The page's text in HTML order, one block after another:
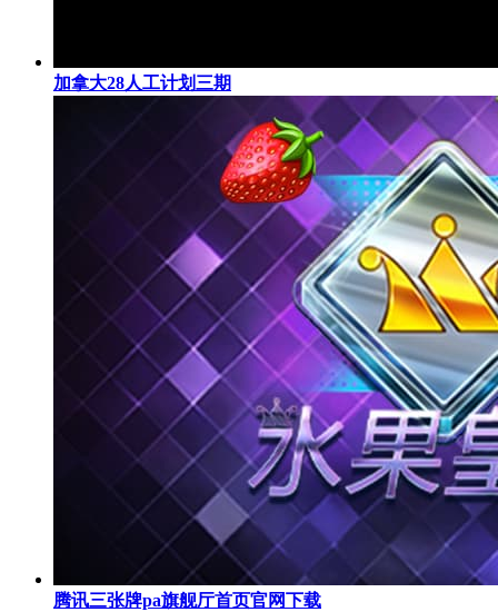
加拿大28人工计划三期
腾讯三张牌pa旗舰厅首页官网下载